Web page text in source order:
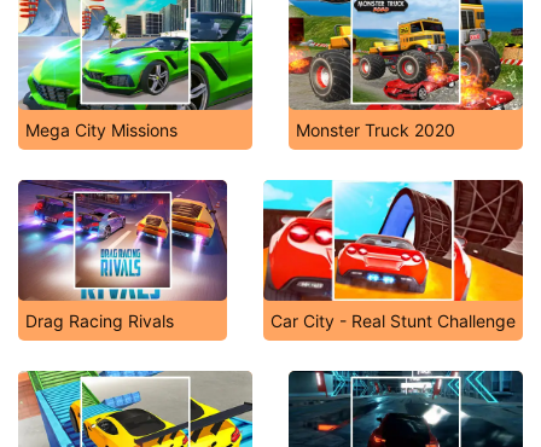
Mega City Missions Monster Truck 2020
Drag Racing Rivals Car City - Real Stunt Challenge